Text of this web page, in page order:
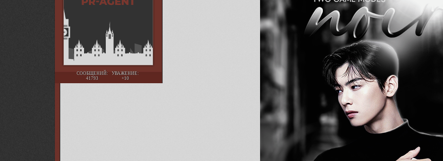
СООБЩЕНИЙ:
41793
УВАЖЕНИЕ:
+10